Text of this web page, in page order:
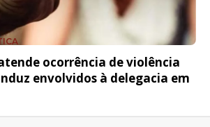
ocorrência de violência
envolvidos à delegacia em